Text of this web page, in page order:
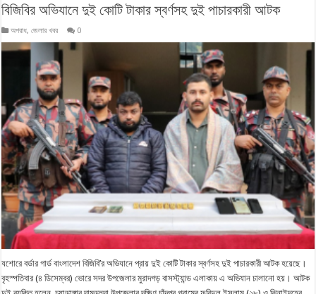
বিজিবির অভিযানে দুই কোটি টাকার স্বর্ণসহ দুই পাচারকারী আটক
অপরাধ,জেলার খবর 0
যশোরে বর্ডার গার্ড বাংলাদেশ বিজিবি’র অভিযানে প্রায় দুই কোটি টাকার স্বর্ণসহ দুই পাচারকারী আটক হয়েছে।
বৃহস্পতিবার (৪ ডিসেম্বর) ভোরে সদর উপজেলার মুরাদগড় বাসস্ট্যান্ড এলাকায় এ অভিযান চালানো হয়। আটক